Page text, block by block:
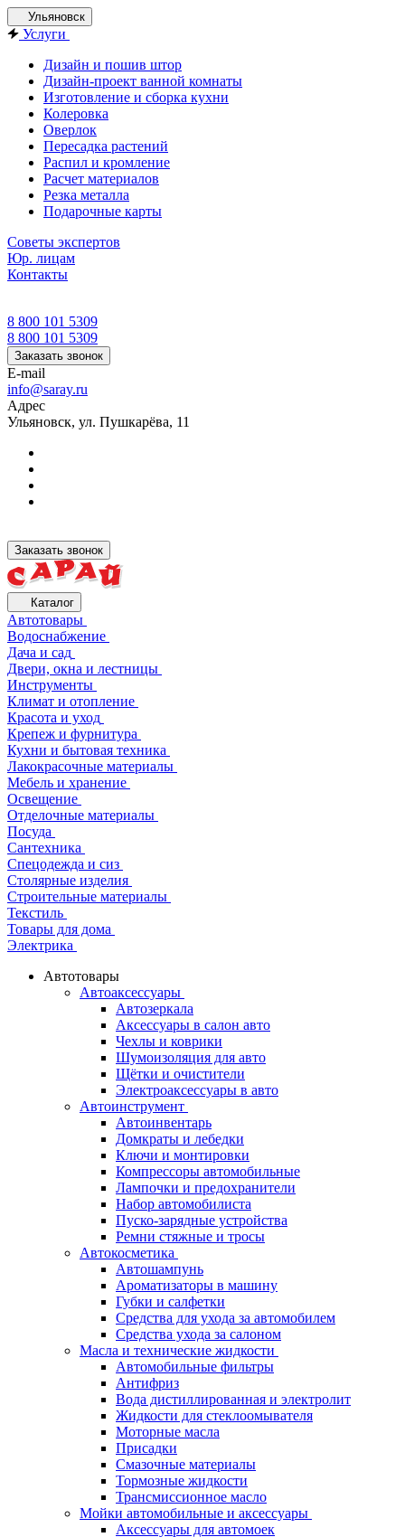
Ульяновск
Услуги
Дизайн и пошив штор
Дизайн-проект ванной комнаты
Изготовление и сборка кухни
Колеровка
Оверлок
Пересадка растений
Распил и кромление
Расчет материалов
Резка металла
Подарочные карты
Советы экспертов
Юр. лицам
Контакты
8 800 101 5309
8 800 101 5309
Заказать звонок
E-mail
info@saray.ru
Адрес
Ульяновск, ул. Пушкарёва, 11
Заказать звонок
Каталог
Автотовары
Водоснабжение
Дача и сад
Двери, окна и лестницы
Инструменты
Климат и отопление
Красота и уход
Крепеж и фурнитура
Кухни и бытовая техника
Лакокрасочные материалы
Мебель и хранение
Освещение
Отделочные материалы
Посуда
Сантехника
Спецодежда и сиз
Столярные изделия
Строительные материалы
Текстиль
Товары для дома
Электрика
Автотовары
Автоаксессуары
Автозеркала
Аксессуары в салон авто
Чехлы и коврики
Шумоизоляция для авто
Щётки и очистители
Электроаксессуары в авто
Автоинструмент
Автоинвентарь
Домкраты и лебедки
Ключи и монтировки
Компрессоры автомобильные
Лампочки и предохранители
Набор автомобилиста
Пуско-зарядные устройства
Ремни стяжные и тросы
Автокосметика
Автошампунь
Ароматизаторы в машину
Губки и салфетки
Средства для ухода за автомобилем
Средства ухода за салоном
Масла и технические жидкости
Автомобильные фильтры
Антифриз
Вода дистиллированная и электролит
Жидкости для стеклоомывателя
Моторные масла
Присадки
Смазочные материалы
Тормозные жидкости
Трансмиссионное масло
Мойки автомобильные и аксессуары
Аксессуары для автомоек